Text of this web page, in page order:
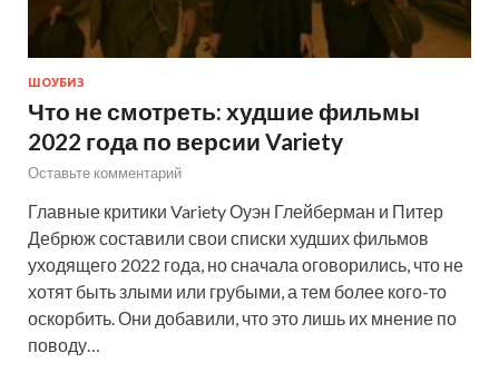
ШОУБИЗ
Что не смотреть: худшие фильмы
2022 года по версии Variety
Оставьте комментарий
Главные критики Variety Оуэн Глейберман и Питер
Дебрюж составили свои списки худших фильмов
уходящего 2022 года, но сначала оговорились, что не
хотят быть злыми или грубыми, а тем более кого-то
оскорбить. Они добавили, что это лишь их мнение по
поводу…